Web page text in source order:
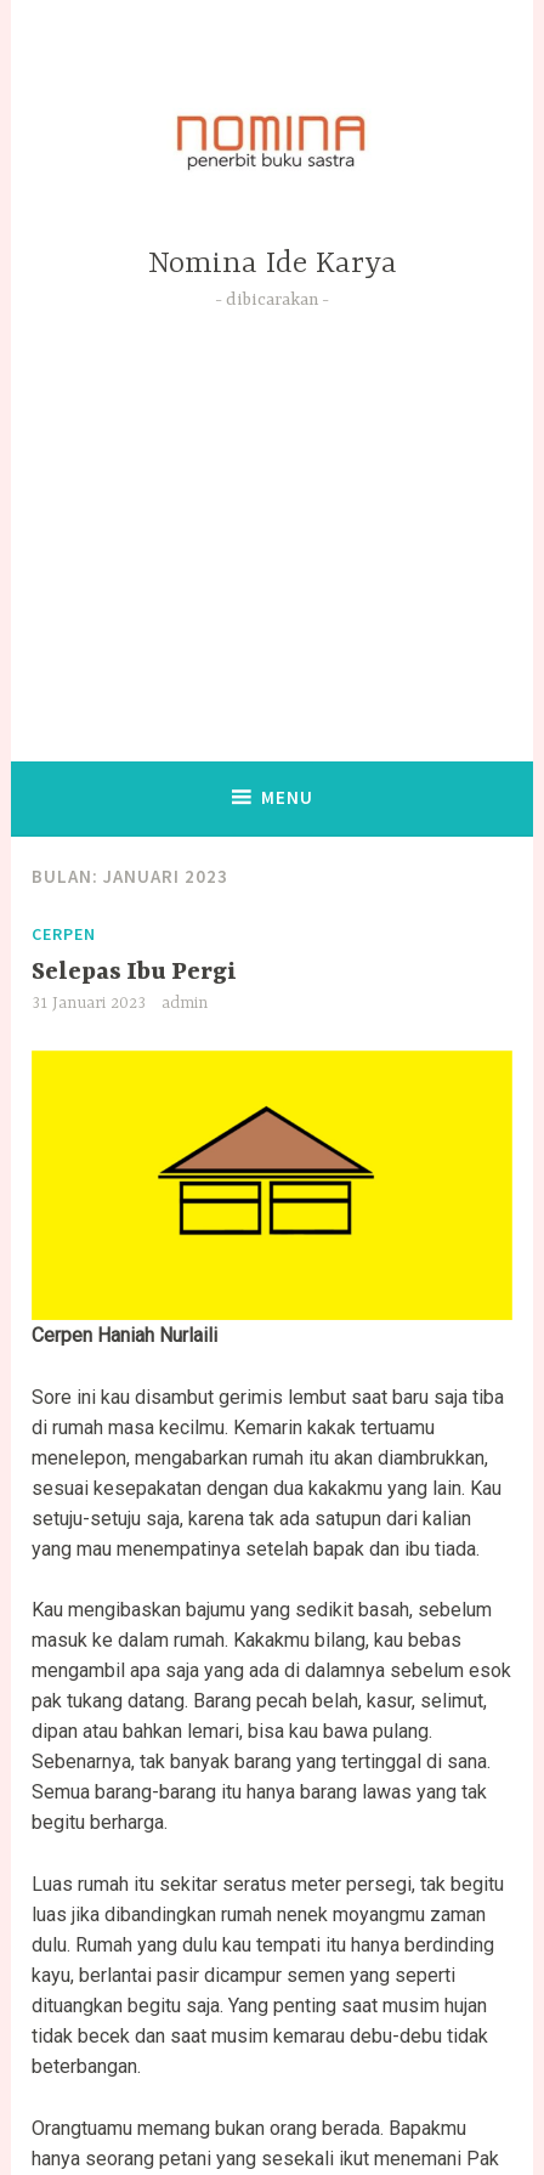
Nomina Ide Karya
dibicarakan
MENU
BULAN:JANUARI 2023
CERPEN
Selepas Ibu Pergi
31 Januari 2023 admin
Cerpen Haniah Nurlaili
Sore ini kau disambut gerimis lembut saat baru saja tiba
di rumah masa kecilmu. Kemarin kakak tertuamu
menelepon, mengabarkan rumah itu akan diambrukkan,
sesuai kesepakatan dengan dua kakakmu yang lain. Kau
setuju-setuju saja, karena tak ada satupun dari kalian
yang mau menempatinya setelah bapak dan ibu tiada.
Kau mengibaskan bajumu yang sedikit basah, sebelum
masuk ke dalam rumah. Kakakmu bilang, kau bebas
mengambil apa saja yang ada di dalamnya sebelum esok
pak tukang datang. Barang pecah belah, kasur, selimut,
dipan atau bahkan lemari, bisa kau bawa pulang.
Sebenarnya, tak banyak barang yang tertinggal di sana.
Semua barang-barang itu hanya barang lawas yang tak
begitu berharga.
Luas rumah itu sekitar seratus meter persegi, tak begitu
luas jika dibandingkan rumah nenek moyangmu zaman
dulu. Rumah yang dulu kau tempati itu hanya berdinding
kayu, berlantai pasir dicampur semen yang seperti
dituangkan begitu saja. Yang penting saat musim hujan
tidak becek dan saat musim kemarau debu-debu tidak
beterbangan.
Orangtuamu memang bukan orang berada. Bapakmu
hanya seorang petani yang sesekali ikut menemani Pak